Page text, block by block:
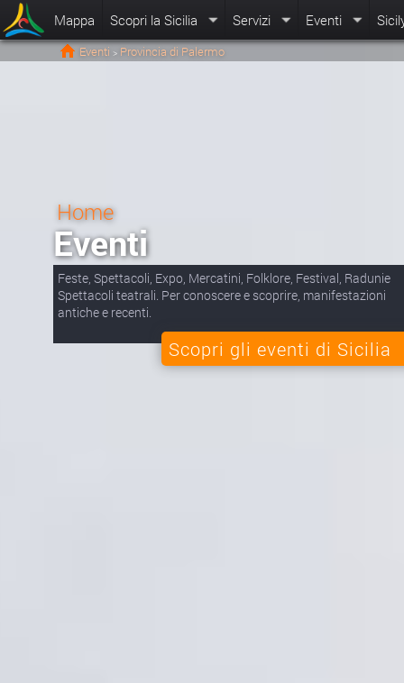
Mappa Scopri la Sicilia Servizi Eventi
Eventi > Provincia di Palermo
Home
Eventi
Feste, Spettacoli, Expo, Mercatini, Folklore, Festival, Radunie
Spettacoli teatrali. Per conoscere e scoprire, manifestazioni
antiche e recenti.